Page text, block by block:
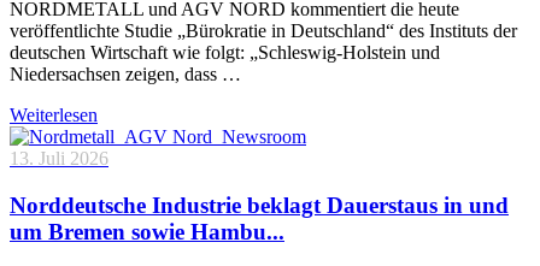
NORDMETALL und AGV NORD kommentiert die heute
veröffentlichte Studie „Bürokratie in Deutschland“ des Instituts der
deutschen Wirtschaft wie folgt: „Schleswig-Holstein und
Niedersachsen zeigen, dass …
Weiterlesen
13. Juli 2026
Norddeutsche Industrie beklagt Dauerstaus in und
um Bremen sowie Hambu...